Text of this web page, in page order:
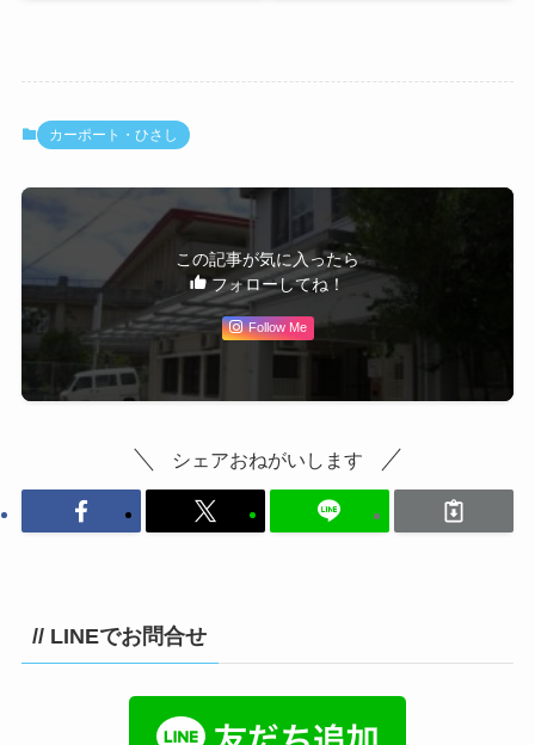
カーポート・ひさし
この記事が気に入ったら
フォローしてね！
Follow Me
シェアおねがいします
// LINEでお問合せ